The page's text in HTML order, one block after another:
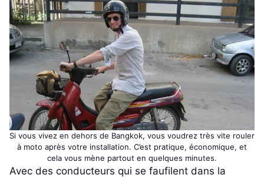
Si vous vivez en dehors de Bangkok, vous voudrez très vite rouler
à moto après votre installation. C’est pratique, économique, et
cela vous mène partout en quelques minutes.
Avec des conducteurs qui se faufilent dans la